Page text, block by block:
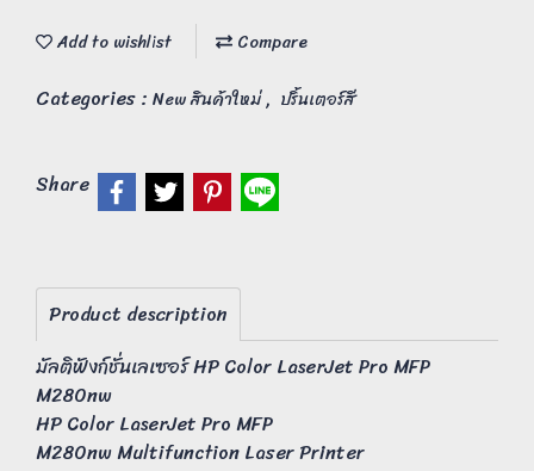
Add to wishlist Compare
Categories : New สินค้าใหม่, ปริ้นเตอร์สี
Share
Product description
มัลติฟังก์ชั่นเลเซอร์ HP Color LaserJet Pro MFP
M280nw
HP Color LaserJet Pro MFP
M280nw Multifunction Laser Printer